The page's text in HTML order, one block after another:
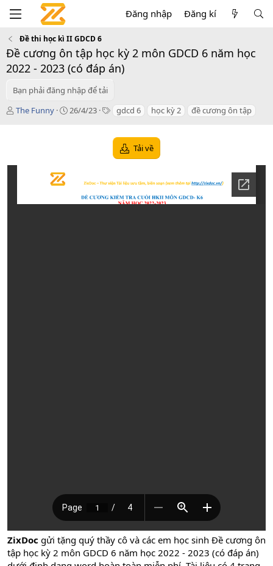
Đăng nhập Đăng kí
Đề thi học kì II GDCD 6
Đề cương ôn tập học kỳ 2 môn GDCD 6 năm học
2022 - 2023 (có đáp án)
Bạn phải đăng nhập để tải
T
ả
The Funny
C
26/4/23
T
s
gdcd 6 học kỳ 2 đề cương ôn tập
Tải về
ZixDoc gửi tặng quý thầy cô và các em học sinh Đề cương ôn
tập học kỳ 2 môn GDCD 6 năm học 2022 - 2023 (có đáp án)